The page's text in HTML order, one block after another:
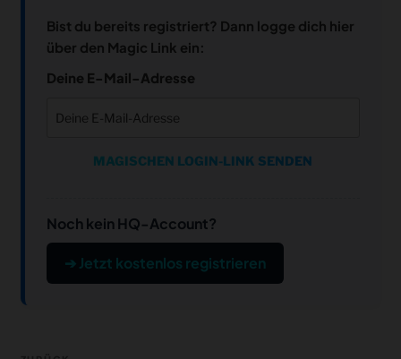
Bist du bereits registriert? Dann logge dich hier
über den Magic Link ein:
Deine E-Mail-Adresse
MAGISCHEN LOGIN-LINK SENDEN
Noch kein HQ-Account?
➔ Jetzt kostenlos registrieren